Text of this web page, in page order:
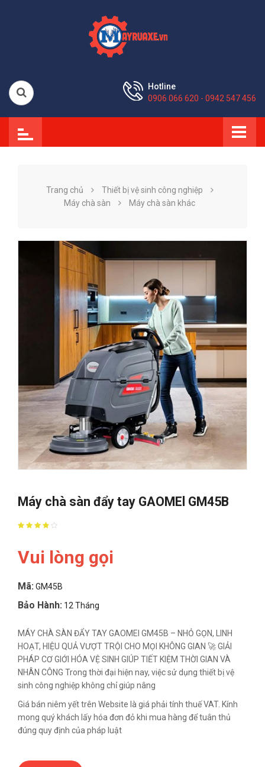
Hotline
0906 066 620 - 0942 547 456
Trang chủ
Thiết bị vệ sinh công nghiệp
Máy chà sàn
Máy chà sàn khác
Máy chà sàn đẩy tay GAOMEl GM45B
Vui lòng gọi
Mã: GM45B
Bảo Hành: 12 Tháng
MÁY CHÀ SÀN ĐẨY TAY GAOMEI GM45B – NHỎ GỌN, LINH
HOẠT, HIỆU QUẢ VƯỢT TRỘI CHO MỌI KHÔNG GIAN 🚀 GIẢI
PHÁP CƠ GIỚI HÓA VỆ SINH GIÚP TIẾT KIỆM THỜI GIAN VÀ
NHÂN CÔNG Trong thời đại hiện nay, việc sử dụng thiết bị vệ
sinh công nghiệp không chỉ giúp nâng
Giá bán niêm yết trên Website là giá phải tính thuế VAT. Kính
mong quý khách lấy hóa đơn đỏ khi mua hàng để tuân thủ
đúng quy định của pháp luật